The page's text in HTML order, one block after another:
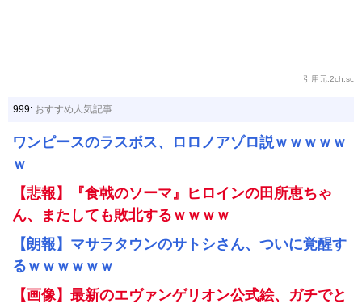
引用元:2ch.sc
999: おすすめ人気記事
ワンピースのラスボス、ロロノアゾロ説ｗｗｗｗｗ
ｗ
【悲報】『食戟のソーマ』ヒロインの田所恵ちゃ
ん、またしても敗北するｗｗｗｗ
【朗報】マサラタウンのサトシさん、ついに覚醒す
るｗｗｗｗｗｗ
【画像】最新のエヴァンゲリオン公式絵、ガチでと